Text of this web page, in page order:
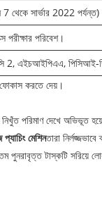
সার্ভার 2022 পর্যন্ত)
পরীক্ষার পরিবেশ।
2, এইচআইপিএএ,
করতে দেয়।
পরিমাণ দেখে অভিভূত
মেশিনতারা
পুনরাবৃত্ত টাস্কটি সরিয়ে